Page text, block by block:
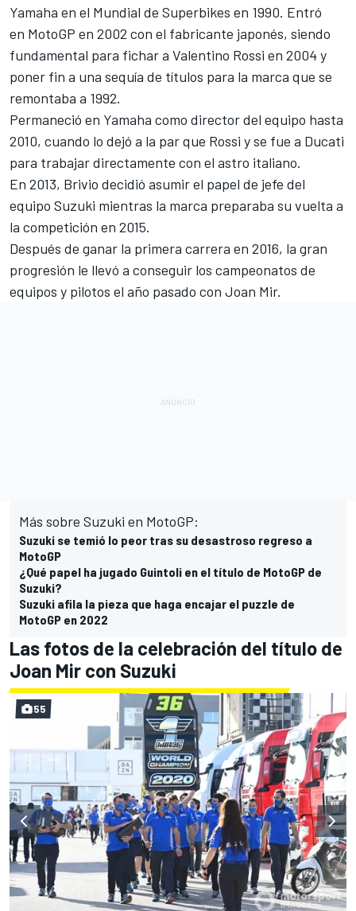
Yamaha en el Mundial de Superbikes en 1990. Entró
en MotoGP en 2002 con el fabricante japonés, siendo
fundamental para fichar a Valentino Rossi en 2004 y
poner fin a una sequía de títulos para la marca que se
remontaba a 1992.
Permaneció en Yamaha como director del equipo hasta
2010, cuando lo dejó a la par que Rossi y se fue a Ducati
para trabajar directamente con el astro italiano.
En 2013, Brivio decidió asumir el papel de jefe del
equipo Suzuki mientras la marca preparaba su vuelta a
la competición en 2015.
Después de ganar la primera carrera en 2016, la gran
progresión le llevó a conseguir los campeonatos de
equipos y pilotos el año pasado con Joan Mir.
Más sobre Suzuki en MotoGP:
Suzuki se temió lo peor tras su desastroso regreso a
MotoGP
¿Qué papel ha jugado Guintoli en el título de MotoGP de
Suzuki?
Suzuki afila la pieza que haga encajar el puzzle de
MotoGP en 2022
Las fotos de la celebración del título de
Joan Mir con Suzuki
55